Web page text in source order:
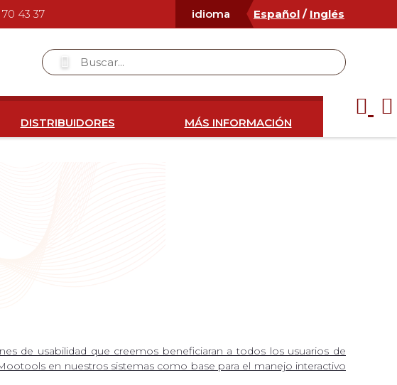
43 37 idioma Español / Inglés
DISTRIBUIDORES MÁS INFORMACIÓN
de usabilidad que creemos beneficiaran a todos los usuarios de
en nuestros sistemas como base para el manejo interactivo